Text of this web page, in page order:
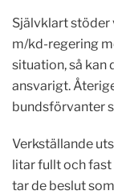
Självklart stöder
m/kd-regering
situation, så kan
ansvarigt.
bundsförvanter
Verkställande
litar fullt och
tar de beslut